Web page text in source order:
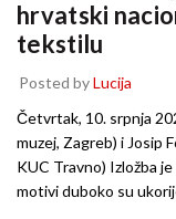
hrvatski
tekstilu
Posted byLucija
Četvrtak, 10. srpnja
muzej, Zagreb) i Josip
KUC Travno) Izložba
motivi duboko su